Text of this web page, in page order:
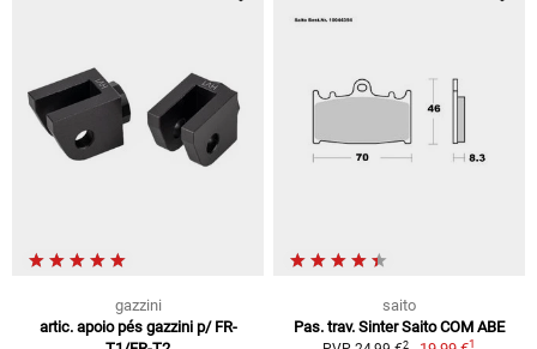
gazzini
artic. apoio pés gazzini p/ FR-
saito
Pas. trav. Sinter Saito COM ABE
2 1